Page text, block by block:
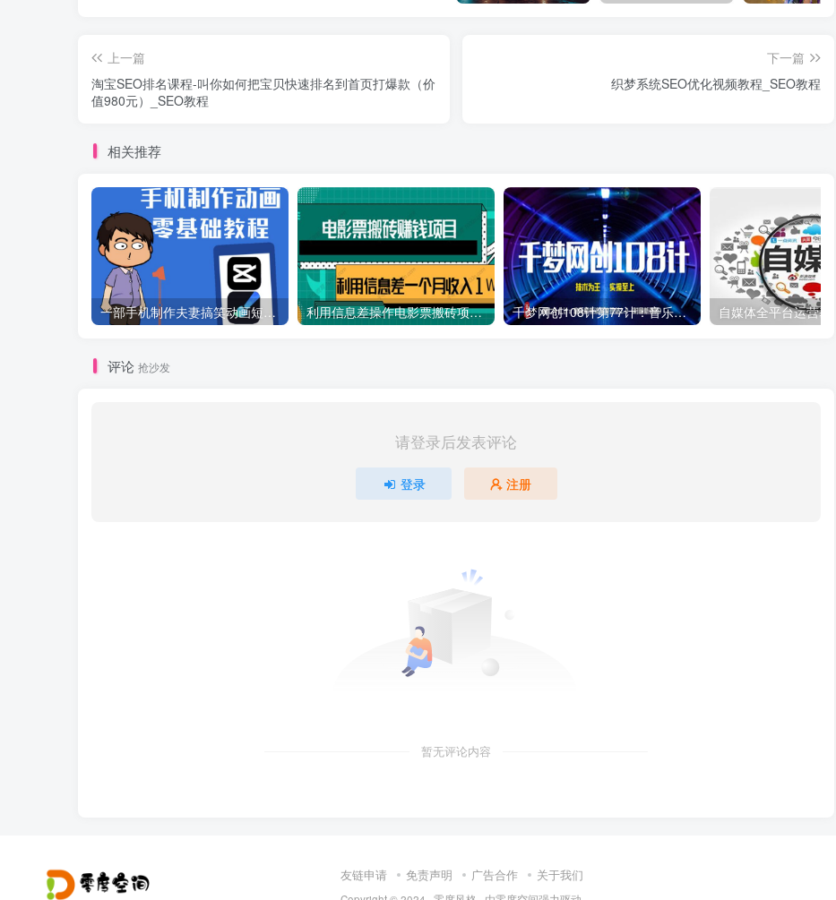
上一篇
淘宝SEO排名课程-叫你如何把宝贝快速排名到首页打爆款（价
值980元）_SEO教程
下一篇
织梦系统SEO优化视频教程_SEO教程
相关推荐
一部手机制作夫妻搞笑动画短视频教程，零基础也能快速上手 利用信息差操作电影票搬砖项目 有流量即可轻松月赚1W+ 千梦网创108计第77计：音乐解析流量变现站2.0（附最新源码） 自媒体全平台运营基础
评论 抢沙发
请登录后发表评论
登录 注册
暂无评论内容
友链申请 免责声明 广告合作 关于我们